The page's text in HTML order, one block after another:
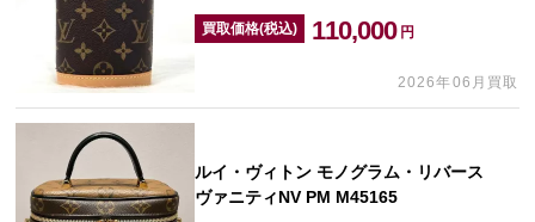
買取価格(税込) 110,000 円
2026年06月買取
ルイ・ヴィトン モノグラム・リバース
ヴァニティNV PM M45165